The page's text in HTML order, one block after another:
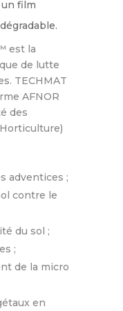
film
est la
de lutte
TECHMAT
AFNOR
des
adventices ;
contre le
du sol ;
;
de la micro
en